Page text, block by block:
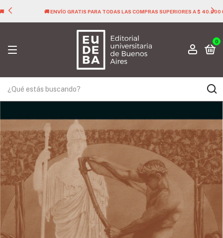
🚚 ENVÍO GRATIS PARA TODAS LAS COMPRAS SUPERIORES A $ 40.000 🚚
0